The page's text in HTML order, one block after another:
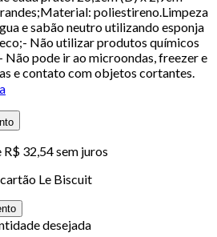
poliestireno.Limpeza
e sabão neutro utilizando esponja
Não utilizar produtos químicos
Não pode ir ao microondas, freezer e
e contato com objetos cortantes.
R$ 32,54 sem juros
Le Biscuit
desejada